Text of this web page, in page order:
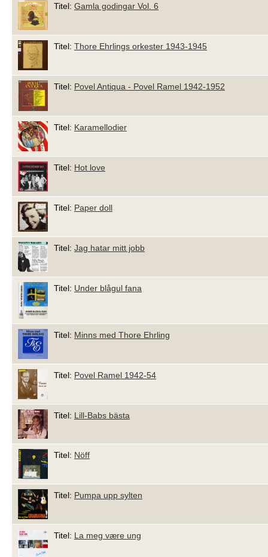
Titel: Gamla godingar Vol. 6
Titel: Thore Ehrlings orkester 1943-1945
Titel: Povel Antiqua - Povel Ramel 1942-1952
Titel: Karamellodier
Titel: Hot love
Titel: Paper doll
Titel: Jag hatar mitt jobb
Titel: Under blågul fana
Titel: Minns med Thore Ehrling
Titel: Povel Ramel 1942-54
Titel: Lill-Babs bästa
Titel: Nöff
Titel: Pumpa upp sylten
Titel: La meg være ung